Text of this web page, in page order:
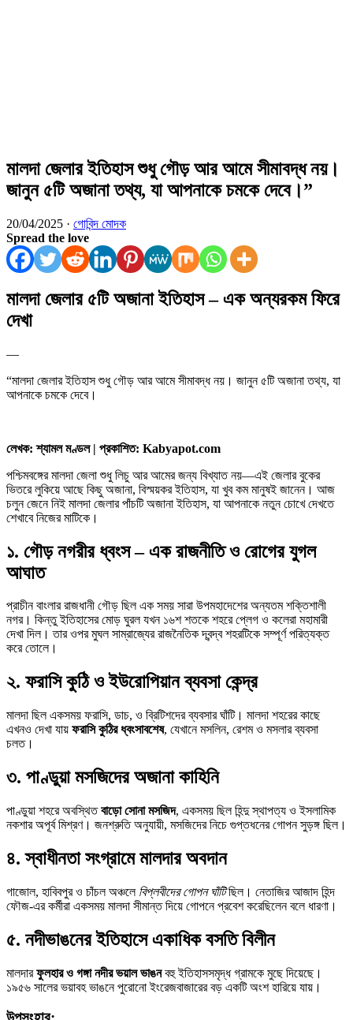
মালদা জেলার ইতিহাস শুধু গৌড় আর আমে সীমাবদ্ধ নয়।
জানুন ৫টি অজানা তথ্য, যা আপনাকে চমকে দেবে।”
20/04/2025 · গোবিন্দ মোদক
Spread the love
মালদা জেলার ৫টি অজানা ইতিহাস – এক অন্যরকম ফিরে
দেখা
—
“মালদা জেলার ইতিহাস শুধু গৌড় আর আমে সীমাবদ্ধ নয়। জানুন ৫টি অজানা তথ্য, যা
আপনাকে চমকে দেবে।
লেখক: শ্যামল মণ্ডল | প্রকাশিত: Kabyapot.com
পশ্চিমবঙ্গের মালদা জেলা শুধু লিচু আর আমের জন্য বিখ্যাত নয়—এই জেলার বুকের
ভিতরে লুকিয়ে আছে কিছু অজানা, বিস্ময়কর ইতিহাস, যা খুব কম মানুষই জানেন। আজ
চলুন জেনে নিই মালদা জেলার পাঁচটি অজানা ইতিহাস, যা আপনাকে নতুন চোখে দেখতে
শেখাবে নিজের মাটিকে।
১. গৌড় নগরীর ধ্বংস – এক রাজনীতি ও রোগের যুগল
আঘাত
প্রাচীন বাংলার রাজধানী গৌড় ছিল এক সময় সারা উপমহাদেশের অন্যতম শক্তিশালী
নগর। কিন্তু ইতিহাসের মোড় ঘুরল যখন ১৬শ শতকে শহরে প্লেগ ও কলেরা মহামারী
দেখা দিল। তার ওপর মুঘল সাম্রাজ্যের রাজনৈতিক দ্বন্দ্ব শহরটিকে সম্পূর্ণ পরিত্যক্ত
করে তোলে।
২. ফরাসি কুঠি ও ইউরোপিয়ান ব্যবসা কেন্দ্র
মালদা ছিল একসময় ফরাসি, ডাচ, ও ব্রিটিশদের ব্যবসার ঘাঁটি। মালদা শহরের কাছে
এখনও দেখা যায় ফরাসি কুঠির ধ্বংসাবশেষ, যেখানে মসলিন, রেশম ও মসলার ব্যবসা
চলত।
৩. পাণ্ডুয়া মসজিদের অজানা কাহিনি
পাণ্ডুয়া শহরে অবস্থিতবাড়ো সোনা মসজিদ, একসময় ছিল হিন্দু স্থাপত্য ও ইসলামিক
নকশার অপূর্ব মিশ্রণ। জনশ্রুতি অনুযায়ী, মসজিদের নিচে গুপ্তধনের গোপন সুড়ঙ্গ ছিল।
৪. স্বাধীনতা সংগ্রামে মালদার অবদান
গাজোল, হাবিবপুর ও চাঁচল অঞ্চলে বিপ্লবীদের গোপন ঘাঁটিছিল। নেতাজির আজাদ হিন্দ
ফৌজ-এর কর্মীরা একসময় মালদা সীমান্ত দিয়ে গোপনে প্রবেশ করেছিলেন বলে ধারণা।
৫. নদীভাঙনের ইতিহাসে একাধিক বসতি বিলীন
মালদারফুলহার ও গঙ্গা নদীর ভয়াল ভাঙনবহু ইতিহাসসমৃদ্ধ গ্রামকে মুছে দিয়েছে।
১৯৫৬ সালের ভয়াবহ ভাঙনে পুরোনো ইংরেজবাজারের বড় একটি অংশ হারিয়ে যায়।